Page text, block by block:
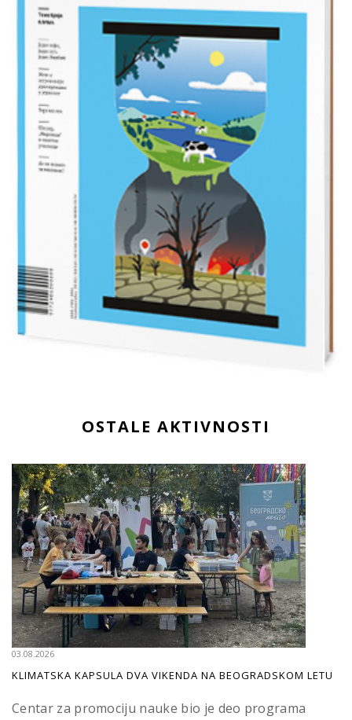
OSTALE AKTIVNOSTI
03.08.2026
KLIMATSKA KAPSULA DVA VIKENDA NA BEOGRADSKOM LETU
Centar za promociju nauke bio je deo programa